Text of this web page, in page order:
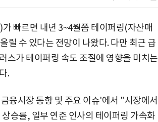
빠르면 내년 3~4월쯤 테이퍼링(자산매
릴 수 있다는 전망이 나왔다. 다만 최근 급
스가 테이퍼링 속도 조절에 영향을 미치는
.
융시장 동향 및 주요 이슈'에서 "시장에서
승률, 일부 연준 인사의 테이퍼링 가속화